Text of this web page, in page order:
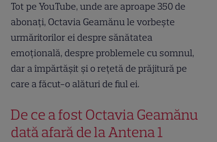
Tot pe YouTube, unde are aproape 350 de
abonați, Octavia Geamănu le vorbește
urmăritorilor ei despre sănătatea
emoțională, despre problemele cu somnul,
dar a împărtășit și o rețetă de prăjitură pe
care a făcut-o alături de fiul ei.
De ce a fost Octavia Geamănu
dată afară de la Antena 1